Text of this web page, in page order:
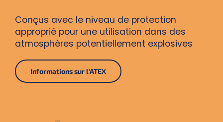
Conçus avec le niveau de protection
approprié pour une utilisation dans des
atmosphères potentiellement explosives
Informations sur l’ATEX